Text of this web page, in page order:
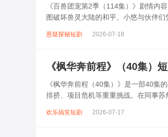
《百兽团宠第2季（114集）》剧情内
图破坏兽灵大陆的和平。小悠与伙伴
悬疑探秘短剧 2026-07-18
《枫华奔前程》（40集）
《枫华奔前程（40集）》是一部40集
排挤、项目危机等重重挑战。在同事
欢乐搞笑短剧 2026-07-17